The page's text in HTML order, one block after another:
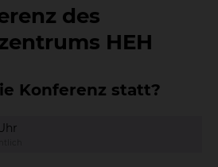
des
HEH
Konferenz statt?